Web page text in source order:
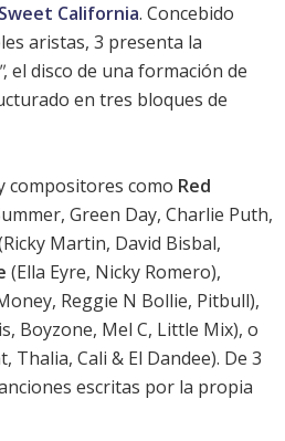
Sweet California. Concebido
aristas, 3 presenta la
, el disco de una formación de
en tres bloques de
compositores como Red
Green Day, Charlie Puth,
Martin, David Bisbal,
(Ella Eyre, Nicky Romero),
Reggie N Bollie, Pitbull),
Boyzone, Mel C, Little Mix), o
Thalia, Cali & El Dandee). De 3
escritas por la propia